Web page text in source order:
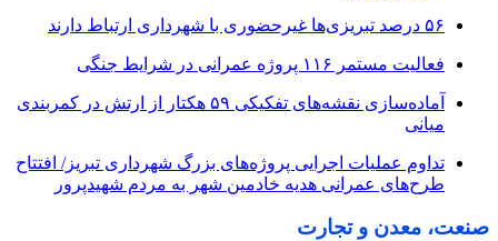
۵۶ درصد تبریزی‌ها غیرحضوری با شهرداری ارتباط دارند
فعالیت مستمر ۱۱۶ پروژه عمرانی در شرایط جنگی
آماده‌سازی نقشه‌های تفکیکی ۵۹ هکتار از ارتش در کمربندی
میانی
تداوم عملیات اجرایی پروژه‌های بزرگ شهرداری تبریز/ افتتاح
طرح‌های عمرانی هدیه خادمین شهر به مردم شهیدپرور
صنعت، معدن و تجارت